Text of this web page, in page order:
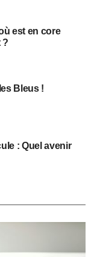
est en core
?
Bleus !
: Quel avenir